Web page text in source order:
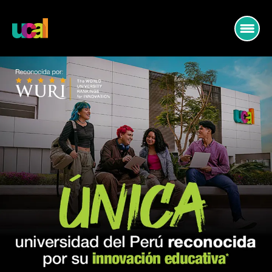
PREGRADO
MUNDO ARQUITECTURA
MUNDO DISEÑO
MUNDO COMUNICACIONES